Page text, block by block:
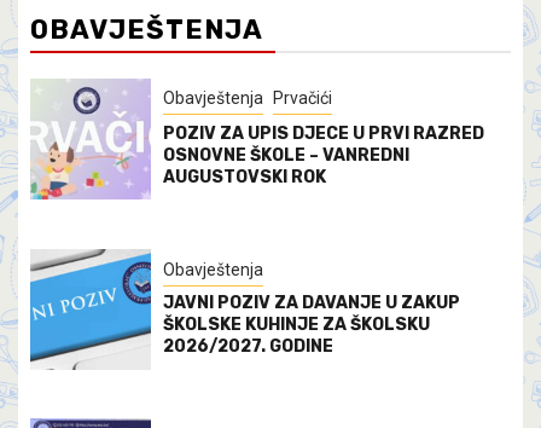
OBAVJEŠTENJA
Obavještenja Prvačići
POZIV ZA UPIS DJECE U PRVI RAZRED
OSNOVNE ŠKOLE – VANREDNI
AUGUSTOVSKI ROK
Obavještenja
JAVNI POZIV ZA DAVANJE U ZAKUP
ŠKOLSKE KUHINJE ZA ŠKOLSKU
2026/2027. GODINE